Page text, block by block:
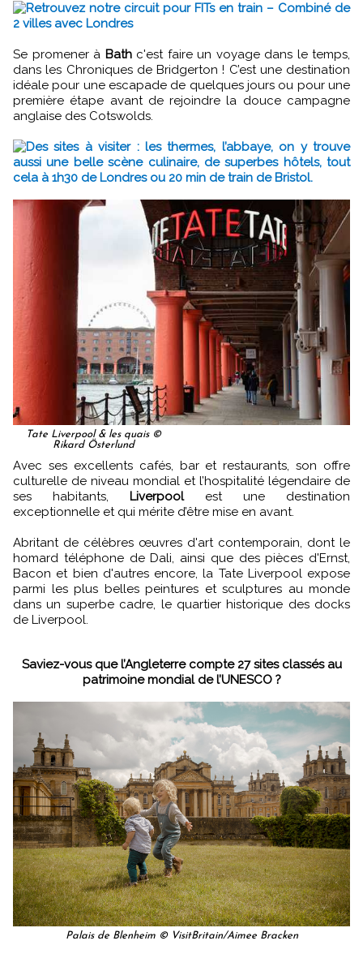
Retrouvez notre circuit pour FITs en train – Combiné de
2 villes avec Londres
Se promener à Bathc'est faire un voyage dans le temps,
dans les Chroniques de Bridgerton ! C’est une destination
idéale pour une escapade de quelques jours ou pour une
première étape avant de rejoindre la douce campagne
anglaise des Cotswolds.
Des sites à visiter : les thermes, l’abbaye, on y trouve
aussi une belle scène culinaire, de superbes hôtels, tout
cela à 1h30 de Londres ou 20 min de train de Bristol.
Tate Liverpool & les quais ©
Rikard Österlund
Avec ses excellents cafés, bar et restaurants, son offre
culturelle de niveau mondial et l’hospitalité légendaire de
ses habitants, Liverpoolest une destination
exceptionnelle et qui mérite d’être mise en avant.
Abritant de célèbres œuvres d'art contemporain, dont le
homard téléphone de Dali, ainsi que des pièces d'Ernst,
Bacon et bien d'autres encore, la Tate Liverpool expose
parmi les plus belles peintures et sculptures au monde
dans un superbe cadre, le quartier historique des docks
de Liverpool.
Saviez-vous que l’Angleterre compte 27 sites classés au
patrimoine mondial de l’UNESCO ?
Palais de Blenheim © VisitBritain/Aimee Bracken